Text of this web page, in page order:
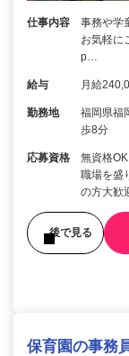
仕事内容
事務や学
お気軽に
p…
給与 月給
勤務地
福岡県福
歩8分
応募資格
無資格
職場を盛
の方大歓
後で見る
保育園の事務